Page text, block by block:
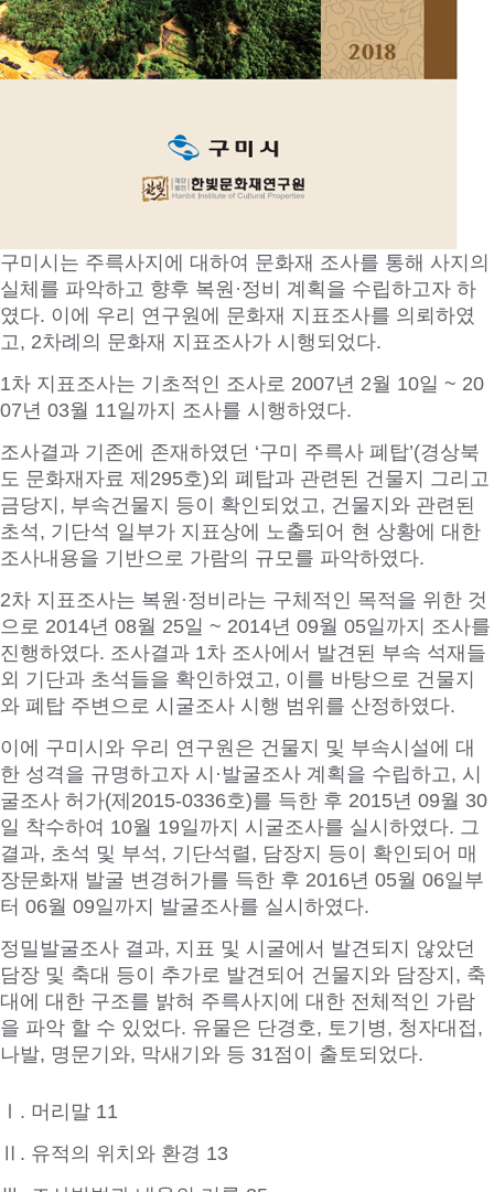
구미시는 주륵사지에 대하여 문화재 조사를 통해 사지의
실체를 파악하고 향후 복원·정비 계획을 수립하고자 하
였다. 이에 우리 연구원에 문화재 지표조사를 의뢰하였
고, 2차례의 문화재 지표조사가 시행되었다.
1차 지표조사는 기초적인 조사로 2007년 2월 10일 ~ 20
07년 03월 11일까지 조사를 시행하였다.
조사결과 기존에 존재하였던 ‘구미 주륵사 폐탑’(경상북
도 문화재자료 제295호)외 폐탑과 관련된 건물지 그리고
금당지, 부속건물지 등이 확인되었고, 건물지와 관련된
초석, 기단석 일부가 지표상에 노출되어 현 상황에 대한
조사내용을 기반으로 가람의 규모를 파악하였다.
2차 지표조사는 복원·정비라는 구체적인 목적을 위한 것
으로 2014년 08월 25일 ~ 2014년 09월 05일까지 조사를
진행하였다. 조사결과 1차 조사에서 발견된 부속 석재들
외 기단과 초석들을 확인하였고, 이를 바탕으로 건물지
와 폐탑 주변으로 시굴조사 시행 범위를 산정하였다.
이에 구미시와 우리 연구원은 건물지 및 부속시설에 대
한 성격을 규명하고자 시·발굴조사 계획을 수립하고, 시
굴조사 허가(제2015-0336호)를 득한 후 2015년 09월 30
일 착수하여 10월 19일까지 시굴조사를 실시하였다. 그
결과, 초석 및 부석, 기단석렬, 담장지 등이 확인되어 매
장문화재 발굴 변경허가를 득한 후 2016년 05월 06일부
터 06월 09일까지 발굴조사를 실시하였다.
정밀발굴조사 결과, 지표 및 시굴에서 발견되지 않았던
담장 및 축대 등이 추가로 발견되어 건물지와 담장지, 축
대에 대한 구조를 밝혀 주륵사지에 대한 전체적인 가람
을 파악 할 수 있었다. 유물은 단경호, 토기병, 청자대접,
나발, 명문기와, 막새기와 등 31점이 출토되었다.
Ⅰ. 머리말 11
Ⅱ. 유적의 위치와 환경 13